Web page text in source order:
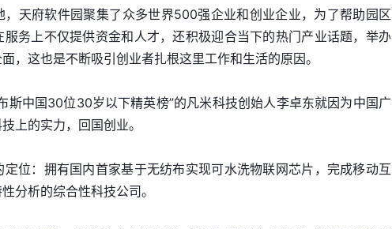
天府软件园聚集了众多世界500强企业和创业企业，为了帮助园区
务上不仅提供资金和人才，还积极迎合当下的热门产业话题，举办
，这也是不断吸引创业者扎根这里工作和生活的原因。
斯中国30位30岁以下精英榜”的凡米科技创始人李卓东就因为中国广
上的实力，回国创业。
位：拥有国内首家基于无纺布实现可水洗物联网芯片，完成移动互
分析的综合性科技公司。